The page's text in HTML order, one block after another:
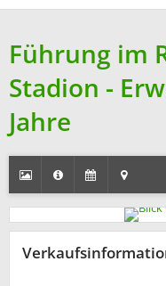
Führung im
Stadion -
Jahre